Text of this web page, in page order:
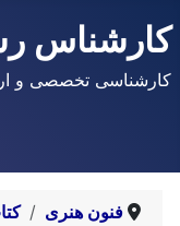
کارشناس
کارشناسی تخصصی و
فنون هنری